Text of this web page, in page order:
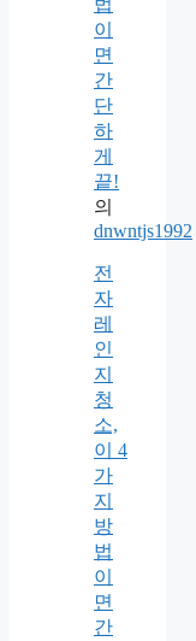
법
이
면
간
단
하
게
끝!
의
dnwntjs1992
전
자
레
인
지
청
소,
이 4
가
지
방
법
이
면
간